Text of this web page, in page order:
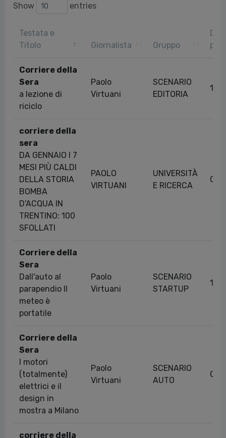
Show entries
Testata e
Titolo
Giornalista Gruppo
Corriere della
Sera
a lezione di
riciclo
Paolo
Virtuani
SCENARIO
EDITORIA
18/
corriere della
sera
DA GENNAIO I 7
MESI PIÙ CALDI
DELLA STORIA
BOMBA
D'ACQUA IN
TRENTINO: 100
SFOLLATI
PAOLO
VIRTUANI
UNIVERSITÀ
E RICERCA
06/
Corriere della
Sera
Dall'auto al
parapendio Il
meteo è
portatile
Paolo
Virtuani
SCENARIO
STARTUP
14/
Corriere della
Sera
I motori
(totalmente)
elettrici e il
design in
mostra a Milano
Paolo
Virtuani
SCENARIO
AUTO
03/
corriere della